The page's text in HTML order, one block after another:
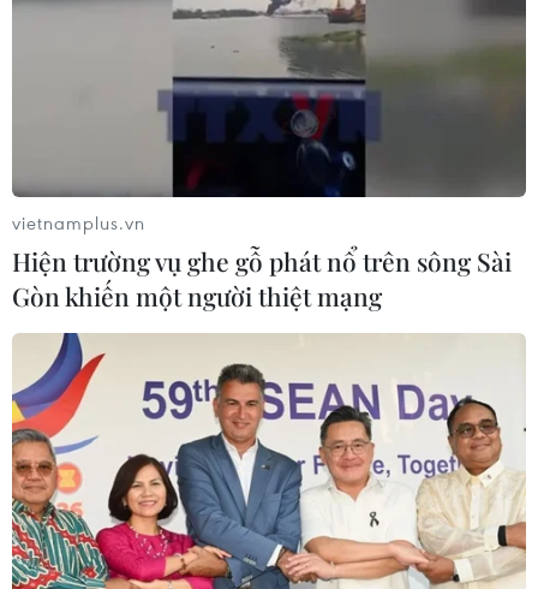
Tóc lửng - kiểu tóc được nhiều cô nàng
nổi tiếng Hàn Quốc ưa chuộng
Năng động hay nhẹ nhàng, mái tóc lửng với độ dài
trung bình ngang vai có thể tạo ra những phong cách
khác nhau tùy vào mỗi kiểu dáng.
vietnamplus.vn
Hiện trường vụ ghe gỗ phát nổ trên sông Sài
Gòn khiến một người thiệt mạng